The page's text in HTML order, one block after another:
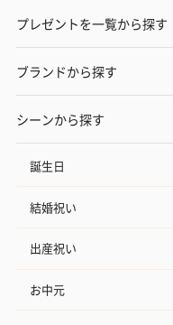
プレゼントを一覧から探す
ブランドから探す
シーンから探す
誕生日
結婚祝い
出産祝い
お中元